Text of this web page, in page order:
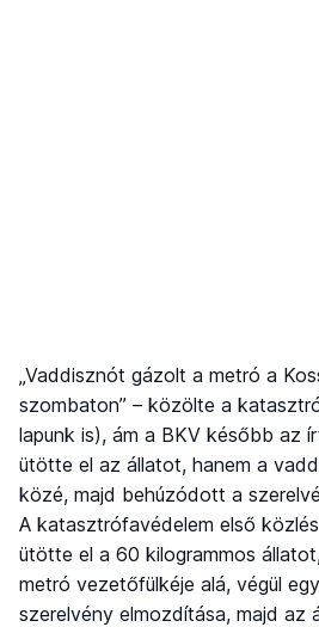
„Vaddisznót gázolt a metró a
szombaton” – közölte a
lapunk is), ám a BKV később az
ütötte el az állatot, hanem a
közé, majd behúzódott a
A katasztrófavédelem első
ütötte el a 60 kilogrammos
metró vezetőfülkéje alá, végül
szerelvény elmozdítása, majd az